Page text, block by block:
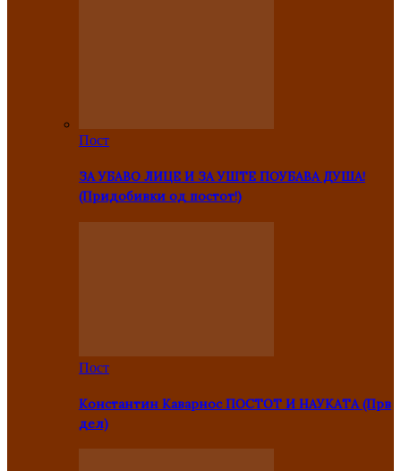
Пост
ЗА УБАВО ЛИЦЕ И ЗА УШТЕ ПОУБАВА ДУША!
(Придобивки од постот!)
Пост
Константин Каварнос ПОСТОТ И НАУКАТА (Прв
дел)